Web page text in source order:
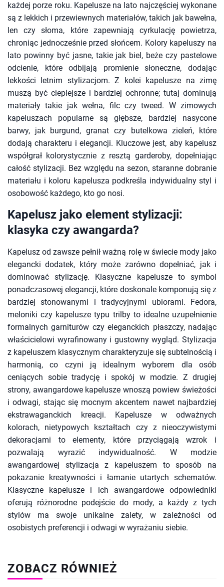
każdej porze roku. Kapelusze na lato najczęściej wykonane
są z lekkich i przewiewnych materiałów, takich jak bawełna,
len czy słoma, które zapewniają cyrkulację powietrza,
chroniąc jednocześnie przed słońcem. Kolory kapeluszy na
lato powinny być jasne, takie jak biel, beże czy pastelowe
odcienie, które odbijają promienie słoneczne, dodając
lekkości letnim stylizacjom. Z kolei kapelusze na zimę
muszą być cieplejsze i bardziej ochronne; tutaj dominują
materiały takie jak wełna, filc czy tweed. W zimowych
kapeluszach popularne są głębsze, bardziej nasycone
barwy, jak burgund, granat czy butelkowa zieleń, które
dodają charakteru i elegancji. Kluczowe jest, aby kapelusz
współgrał kolorystycznie z resztą garderoby, dopełniając
całość stylizacji. Bez względu na sezon, staranne dobranie
materiału i koloru kapelusza podkreśla indywidualny styl i
osobowość każdego, kto go nosi.
Kapelusz jako element stylizacji:
klasyka czy awangarda?
Kapelusz od zawsze pełnił ważną rolę w świecie mody jako
elegancki dodatek, który może zarówno dopełniać, jak i
dominować stylizację. Klasyczne kapelusze to symbol
ponadczasowej elegancji, które doskonale komponują się z
bardziej stonowanymi i tradycyjnymi ubiorami. Fedora,
meloniki czy kapelusze typu trilby to idealne uzupełnienie
formalnych garniturów czy eleganckich płaszczy, nadając
właścicielowi wyrafinowany i gustowny wygląd. Stylizacja
z kapeluszem klasycznym charakteryzuje się subtelnością i
harmonią, co czyni ją idealnym wyborem dla osób
ceniących sobie tradycję i spokój w modzie. Z drugiej
strony, awangardowe kapelusze wnoszą powiew świeżości
i odwagi, stając się mocnym akcentem nawet najbardziej
ekstrawaganckich kreacji. Kapelusze w odważnych
kolorach, nietypowych kształtach czy z nieoczywistymi
dekoracjami to elementy, które przyciągają wzrok i
pozwalają wyrazić indywidualność. W modzie
awangardowej stylizacja z kapeluszem to sposób na
pokazanie kreatywności i łamanie utartych schematów.
Klasyczne kapelusze i ich awangardowe odpowiedniki
oferują różnorodne podejście do mody, a każdy z tych
stylów ma swoje unikalne zalety, w zależności od
osobistych preferencji i odwagi w wyrażaniu siebie.
ZOBACZ RÓWNIEŻ